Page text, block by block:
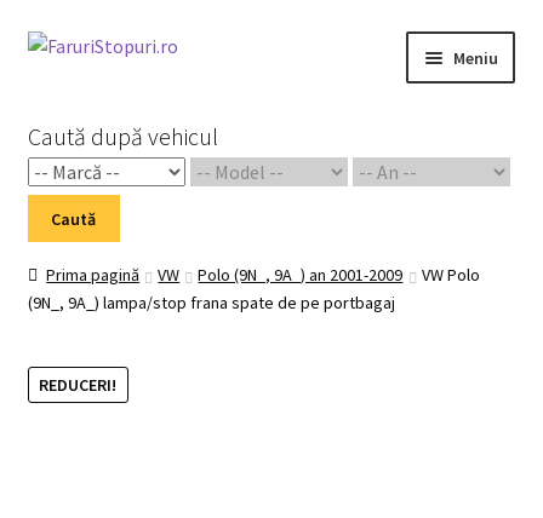
Sari
Sari
Meniu
Cart
Checkout
Home 02
My Account
Caută după vehicul
Caută
Prima pagină VW Polo (9N_, 9A_) an 2001-2009
VW Polo
(9N_, 9A_) lampa/stop frana spate de pe portbagaj
REDUCERI!